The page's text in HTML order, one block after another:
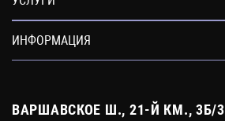
ВАРШАВСКОЕ Ш., 21-Й КМ., 3Б/3
ИНФОРМАЦИЯ